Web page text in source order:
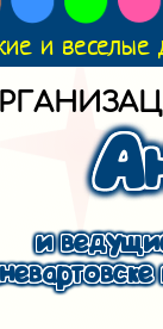
и
и